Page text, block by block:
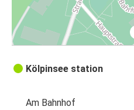
Kölpinsee station
Am Bahnhof